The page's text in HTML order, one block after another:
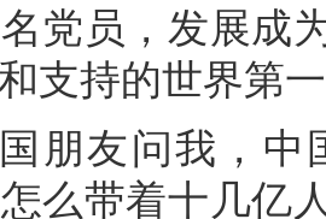
党员，发展成
支持的世界第
朋友问我，中
么带着十几亿